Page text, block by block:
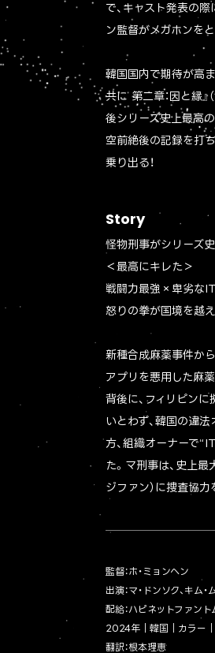
で、キャスト発表の
ン監督がメガホンを
韓国国内で期待が高ま
共に 第二章：因と縁
後シリーズ史上最高
空前絶後の記録を打
乗り出る！
Story
怪物刑事がシリーズ
＜最高にキレた＞
戦闘力最強×卑劣なIT
怒りの拳が国境を越え
新種合成麻薬事件から
アプリを悪用した麻
背後に、フィリピン
いとわず、韓国の違法
方、組織オーナーで
た。マ刑事は、史上
ジファン）に捜査協
監督：ホ・ミョンヘン
出演：マ・ドンソク、キム
配給：ハピネットファント
2024年｜韓国｜カラー
翻訳：根本理恵